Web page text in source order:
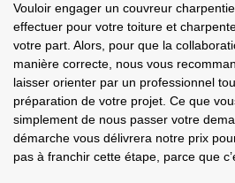
Vouloir engager un couvreur
effectuer pour votre toiture et
votre part. Alors, pour que la
manière correcte, nous vous
laisser orienter par un professionnel
préparation de votre projet. Ce que
simplement de nous passer votre
démarche vous délivrera notre prix
pas à franchir cette étape, parce que